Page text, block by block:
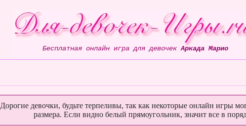
Бесплатная онлайн игра для девочекАркада Марио
Дорогие девочки, будьте терпеливы, так как некоторые онлайн игры
размера. Если видно белый прямоугольник, значит все в